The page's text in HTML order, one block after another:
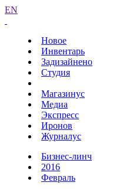
EN
Новое
Инвентарь
Задизайнено
Студия
Магазинус
Медиа
Экспресс
Иронов
Журналус
Бизнес-линч
2016
Февраль